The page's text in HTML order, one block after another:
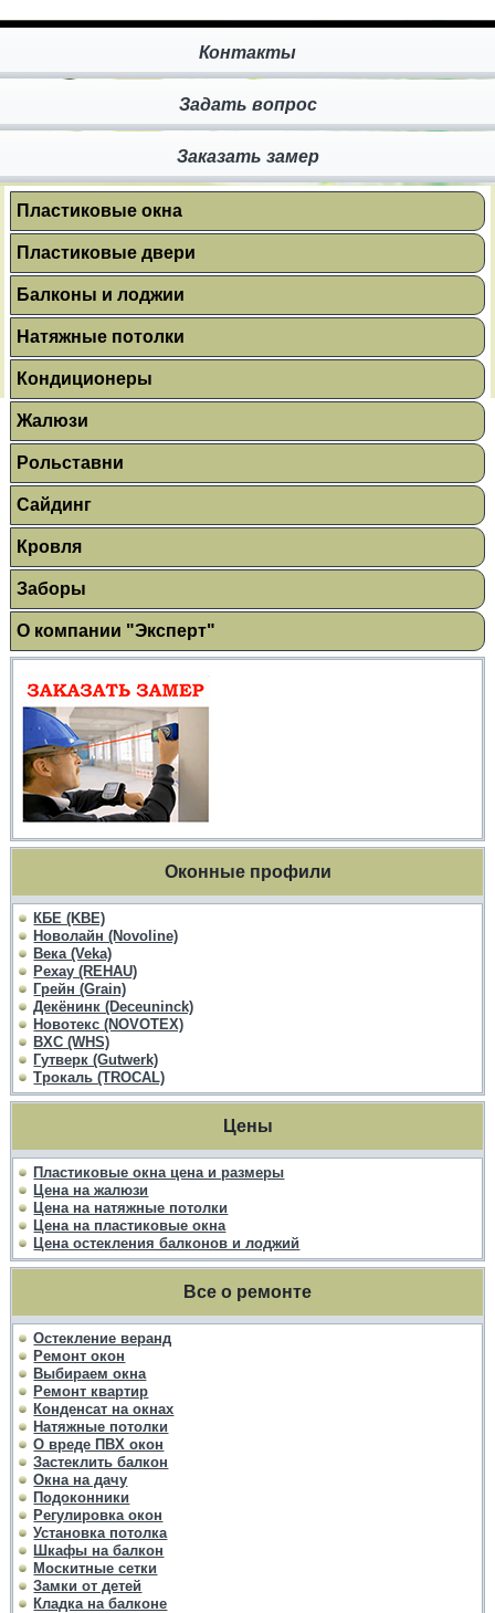
Контакты
Задать вопрос
Заказать замер
Пластиковые окна
Пластиковые двери
Балконы и лоджии
Натяжные потолки
Кондиционеры
Жалюзи
Рольставни
Сайдинг
Кровля
Заборы
О компании "Эксперт"
Оконные профили
КБЕ (KBE)
Новолайн (Novoline)
Века (Veka)
Рехау (REHAU)
Грейн (Grain)
Декёнинк (Deceuninck)
Новотекс (NOVOTEX)
ВХС (WHS)
Гутверк (Gutwerk)
Трокаль (TROCAL)
Цены
Пластиковые окна цена и размеры
Цена на жалюзи
Цена на натяжные потолки
Цена на пластиковые окна
Цена остекления балконов и лоджий
Все о ремонте
Остекление веранд
Ремонт окон
Выбираем окна
Ремонт квартир
Конденсат на окнах
Натяжные потолки
О вреде ПВХ окон
Застеклить балкон
Окна на дачу
Подоконники
Регулировка окон
Установка потолка
Шкафы на балкон
Москитные сетки
Замки от детей
Кладка на балконе